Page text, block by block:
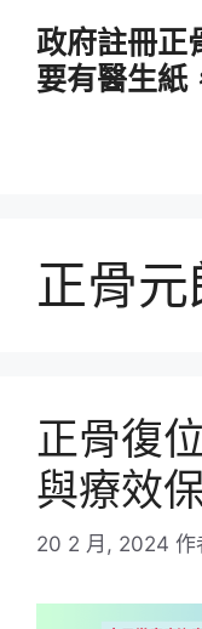
政府註冊正
要有醫生紙
正骨元
正骨復
與療效
20 2 月, 2024 作